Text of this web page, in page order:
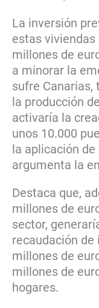
La inversión
estas
millones de
a minorar la
sufre Canarias,
la producción
activaría la
unos 10.000
la aplicación de
argumenta la
Destaca que,
millones de
sector,
recaudación
millones de
millones de
hogares.